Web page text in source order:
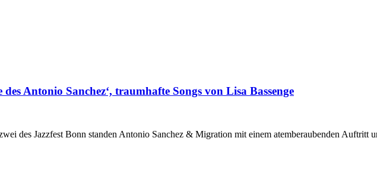
Antonio Sanchez‘, traumhafte Songs von Lisa Bassenge
des Jazzfest Bonn standen Antonio Sanchez & Migration mit einem atemberaubenden Auftritt